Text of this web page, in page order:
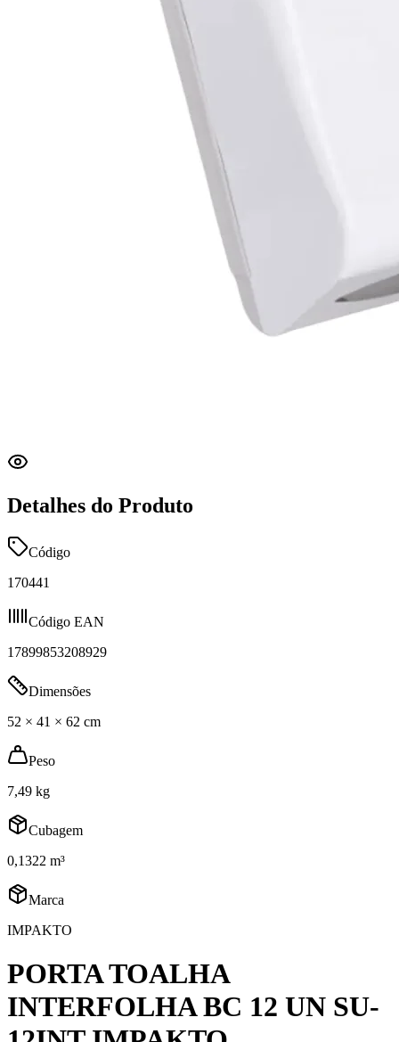
Detalhes do Produto
Código
170441
Código EAN
17899853208929
Dimensões
52 × 41 × 62 cm
Peso
7,49 kg
Cubagem
0,1322 m³
Marca
IMPAKTO
PORTA TOALHA
INTERFOLHA BC 12 UN SU-